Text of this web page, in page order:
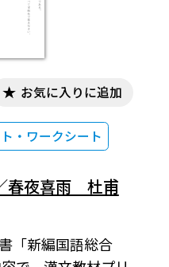
・ワークシート
お気に入りに追加
春夜喜雨 杜甫
「新編国語総合